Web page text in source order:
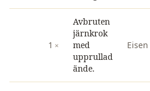
1
Avbruten
järnkrok
med
upprullad
ände.
Eisen